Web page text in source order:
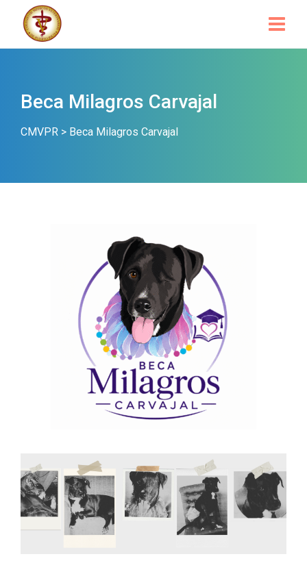
Beca Milagros Carvajal
CMVPR > Beca Milagros Carvajal